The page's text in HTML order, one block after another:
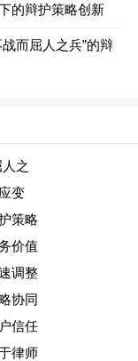
的辩护策略创新
而屈人之兵”的辩
之
变
策略
价值
调整
协同
信任
律师